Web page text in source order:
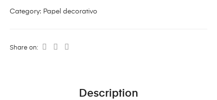
Category: Papel decorativo
Share on:
Description